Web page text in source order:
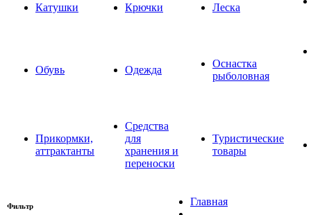
Катушки Крючки Леска
Обувь Одежда
Оснастка
рыболовная
Прикормки,
аттрактанты
Средства
для
хранения и
переноски
Туристические
товары
Фильтр Главная